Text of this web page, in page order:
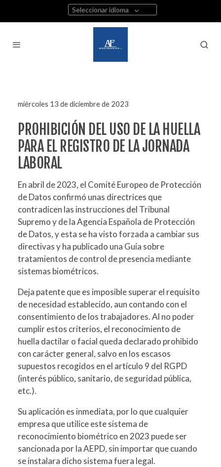
Seleccionar idioma
miércoles 13 de diciembre de 2023
PROHIBICIÓN DEL USO DE LA HUELLA
PARA EL REGISTRO DE LA JORNADA
LABORAL
En abril de 2023, el Comité Europeo de Protección
de Datos confirmó unas directrices que
contradicen las instrucciones del Tribunal
Supremo y de la Agencia Española de Protección
de Datos, y esta se ha visto forzada a cambiar sus
directivas y ha publicado una Guía sobre
tratamientos de control de presencia mediante
sistemas biométricos.
Deja patente que es imposible superar el requisito
de necesidad establecido, aun contando con el
consentimiento de los trabajadores. Al no poder
cumplir estos criterios, el reconocimiento de
huella dactilar o facial queda declarado prohibido
con carácter general, salvo en los escasos
supuestos recogidos en el artículo 9 del RGPD
(interés público, sanitario, de seguridad pública,
etc.).
Su aplicación es inmediata, por lo que cualquier
empresa que utilice este sistema de
reconocimiento biométrico en 2023 puede ser
sancionada por la AEPD, sin importar que cuando
se instalara dicho sistema fuera legal.